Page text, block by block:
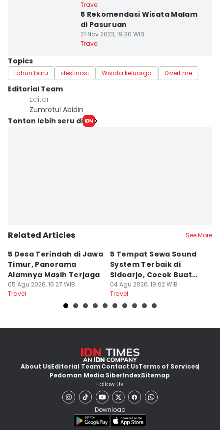
Travel
5 Rekomendasi Wisata Malam
di Pasuruan
21 Nov 2023, 19:30 WIB
Travel
Topics
tahun baru destinasi Wisata keluarga Divert me
Editorial Team
Editor
Zumrotul Abidin
Tonton lebih seru di
Related Articles See More
5 Desa Terindah di Jawa
Timur, Panorama
Alamnya Masih Terjaga
05 Agu 2026, 16:27 WIB
Travel
5 Tempat Sewa Sound
System Terbaik di
Sidoarjo, Cocok Buat
Agustusan
04 Agu 2026, 19:02 WIB
Travel
About UsEditorial TeamContact UsTerms of Services
Pedoman Media SiberIndexSitemap
Follow Us
Download